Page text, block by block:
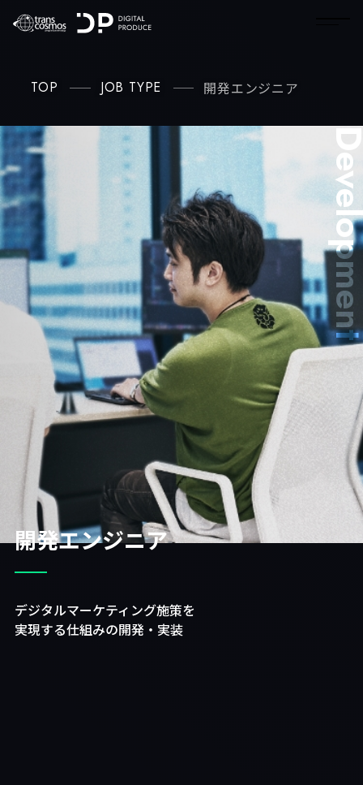
TOP JOB TYPE 開発エンジニア
開発エンジニア
デジタルマーケティング施策を
実現する仕組みの開発・実装